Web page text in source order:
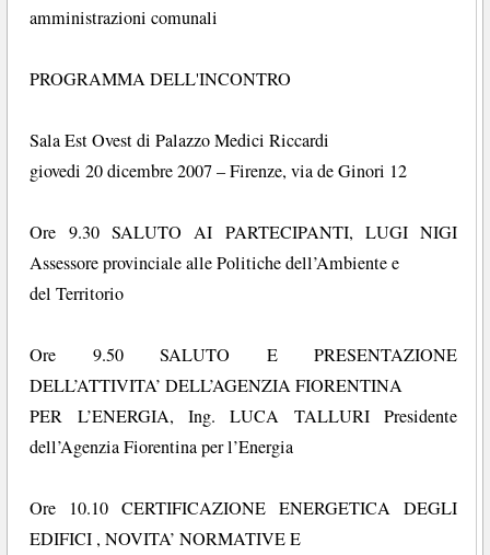
amministrazioni comunali
PROGRAMMA DELL'INCONTRO
Sala Est Ovest di Palazzo Medici Riccardi
giovedi 20 dicembre 2007 – Firenze, via de Ginori 12
Ore 9.30 SALUTO AI PARTECIPANTI, LUGI NIGI
Assessore provinciale alle Politiche dell’Ambiente e
del Territorio
Ore 9.50 SALUTO E PRESENTAZIONE
DELL’ATTIVITA’ DELL’AGENZIA FIORENTINA
PER L’ENERGIA, Ing. LUCA TALLURI Presidente
dell’Agenzia Fiorentina per l’Energia
Ore 10.10 CERTIFICAZIONE ENERGETICA DEGLI
EDIFICI , NOVITA’ NORMATIVE E